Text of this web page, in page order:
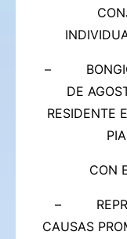
–
DE
RESIDENTE
CON
–
CAUSAS